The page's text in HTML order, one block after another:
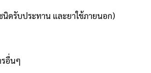
ดรับประทาน และยาใช้ภายนอก)
อื่นๆ